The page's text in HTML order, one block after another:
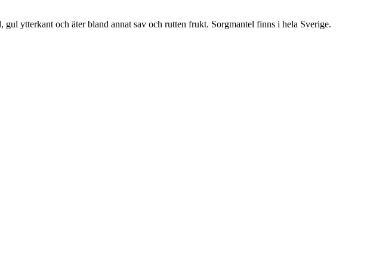
ytterkant och äter bland annat sav och rutten frukt. Sorgmantel finns i hela Sverige.